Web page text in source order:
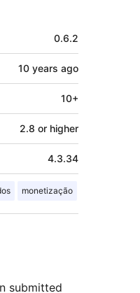
0.6.2
10 years ago
10+
2.8 or higher
4.3.34
monetização
submitted